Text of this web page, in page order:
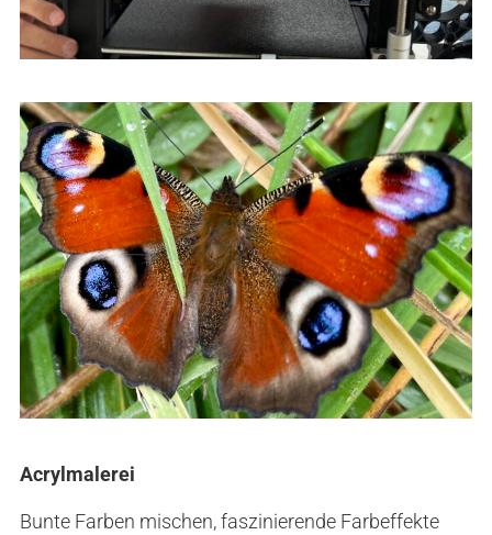
Acrylmalerei
Bunte Farben mischen, faszinierende Farbeffekte